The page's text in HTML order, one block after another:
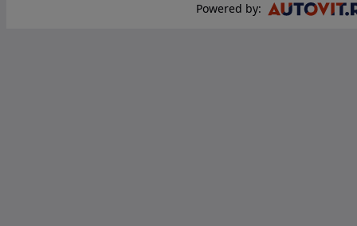
Powered by: